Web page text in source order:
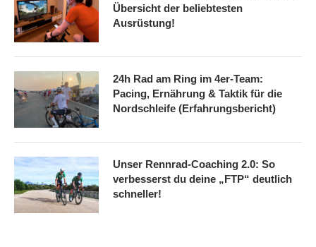
Übersicht der beliebtesten
Ausrüstung!
24h Rad am Ring im 4er-Team:
Pacing, Ernährung & Taktik für die
Nordschleife (Erfahrungsbericht)
Unser Rennrad-Coaching 2.0: So
verbesserst du deine „FTP“ deutlich
schneller!